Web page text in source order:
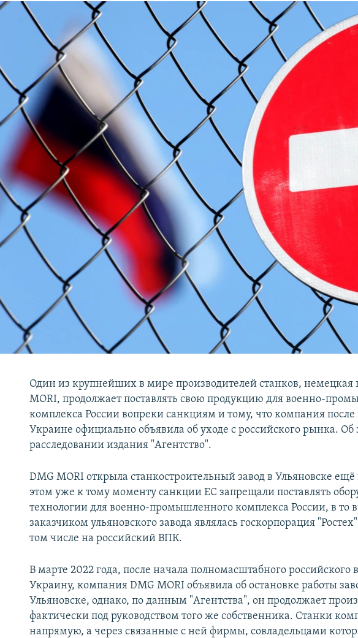
Один из крупнейших в мире производителей станков, немецкая
MORI, продолжает поставлять свою продукцию для военно-
комплекса России вопреки санкциям и тому, что компания
Украине официально объявила об уходе с российского рынка. Об
расследовании издания "Агентство".
DMG MORI открыла станкостроительный завод в Ульяновске ещё
этом уже к тому моменту санкции ЕС запрещали поставлять
технологии для военно-промышленного комплекса России, в то
заказчиком ульяновского завода являлась госкорпорация
том числе на российский ВПК.
В марте 2022 года, после начала полномасштабного российского
Украину, компания DMG MORI объявила об остановке работы
Ульяновске, однако, по данным "Агентства", он продолжает
фактически под руководством того же собственника. Станки
напрямую, а через связанные с ней фирмы, совладельцами